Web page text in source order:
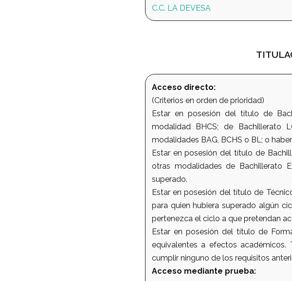
C.C. LA DEVESA
Acceso directo:
(Criterios en orden de prioridad)
Estar en posesión del título de
modalidad BHCS; de Bachillerato
modalidades BAG, BCHS o BL; o
Estar en posesión del título de
otras modalidades de Bachillerato
superado.
Estar en posesión del título de
para quien hubiera superado algún
pertenezca el ciclo a que pretendan
Estar en posesión del título de
equivalentes a efectos académicos.
cumplir ninguno de los requisitos
Acceso mediante prueba: